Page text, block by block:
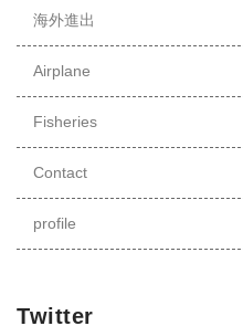
海外進出
Airplane
Fisheries
Contact
profile
Twitter